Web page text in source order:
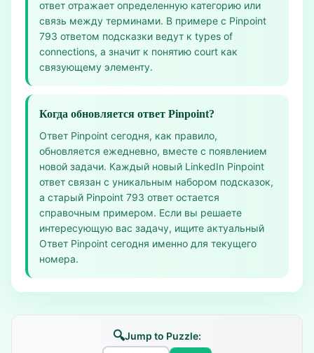
ответ отражает определенную категорию или
связь между терминами. В примере с Pinpoint
793 ответом подсказки ведут к types of
connections, а значит к понятию court как
связующему элементу.
Когда обновляется ответ Pinpoint?
Ответ Pinpoint сегодня, как правило,
обновляется ежедневно, вместе с появлением
новой задачи. Каждый новый LinkedIn Pinpoint
ответ связан с уникальным набором подсказок,
а старый Pinpoint 793 ответ остается
справочным примером. Если вы решаете
интересующую вас задачу, ищите актуальный
Ответ Pinpoint сегодня именно для текущего
номера.
🔍Jump to Puzzle: